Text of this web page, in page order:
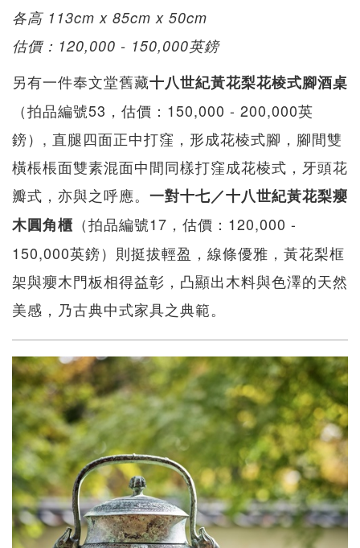
各高 113cm x 85cm x 50cm
估價：120,000 - 150,000英鎊
另有一件奉文堂舊藏十八世紀黃花梨花棱式腳酒桌
（拍品編號53，估價：150,000 - 200,000英
鎊）, 直腿四面正中打窪，形成花棱式腳，腳間雙
橫棖棖面雙素混面中間同樣打窪成花棱式，牙頭花
瓣式，亦與之呼應。 一對十七／十八世紀黃花梨癭
木圓角櫃 （拍品編號17，估價：120,000 -
150,000英鎊）則挺拔輕盈，線條優雅，黃花梨框
架與癭木門板相得益彰，凸顯出木料與色澤的天然
美感，乃古典中式家具之典範。